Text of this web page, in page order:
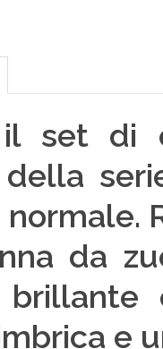
set di
da
brillante
e